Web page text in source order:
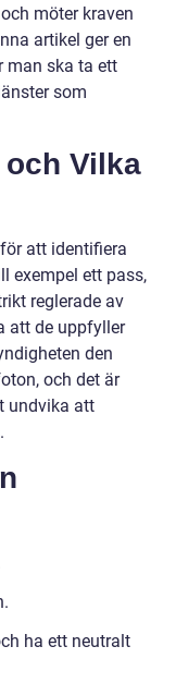
möter kraven
artikel ger en
man ska ta ett
som
Vilka
att identifiera
exempel ett pass,
reglerade av
att de uppfyller
den
och det är
undvika att
ha ett neutralt